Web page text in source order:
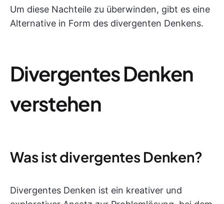
Um diese Nachteile zu überwinden, gibt es eine
Alternative in Form des divergenten Denkens.
Divergentes Denken
verstehen
Was ist divergentes Denken?
Divergentes Denken ist ein kreativer und